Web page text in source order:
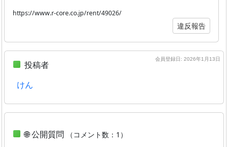
https://www.r-core.co.jp/rent/49026/
違反報告
会員登録日: 2026年1月13日
投稿者
けん
🌐 公開質問 （コメント数：1）